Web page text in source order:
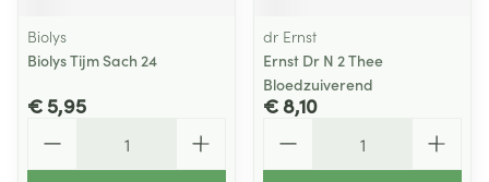
Biolys
Biolys Tijm Sach 24
€ 5,95
dr Ernst
Ernst Dr N 2 Thee
Bloedzuiverend
€ 8,10